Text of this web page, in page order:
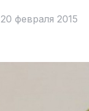
20 февраля 2015